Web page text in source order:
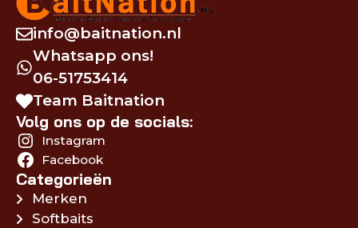
info@baitnation.nl
Whatsapp ons!
06-51753414
Team Baitnation
Volg ons op de socials:
Instagram
Facebook
Categorieën
Merken
Softbaits